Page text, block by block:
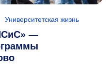
Университетская жизнь
—